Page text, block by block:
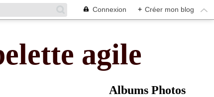
Connexion + Créer mon blog
agile
Albums Photos